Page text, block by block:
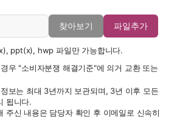
찾아보기 파일추가
ppt(x), hwp 파일만 가능합니다.
우 "소비자분쟁 해결기준"에 의거 교환 또는
보는 최대 3년까지 보관되며, 3년 이후 모든
됩니다.
주신 내용은 담당자 확인 후 이메일로 신속히